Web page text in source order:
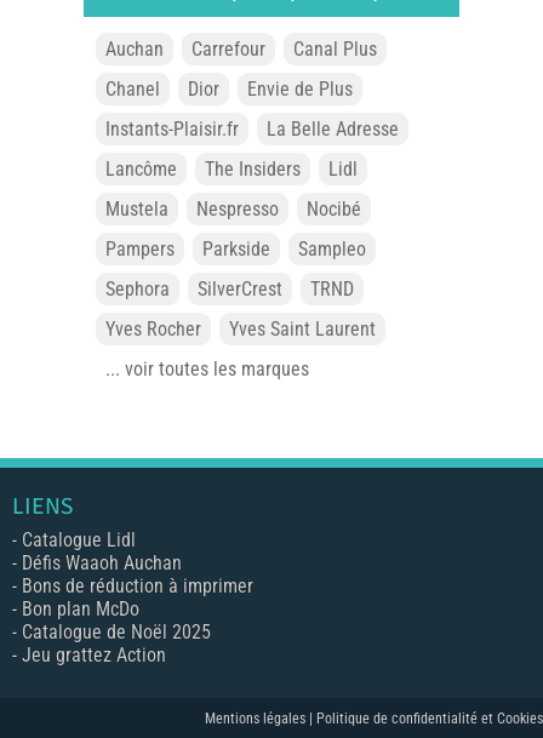
Auchan Carrefour
Canal Plus
Chanel
Dior
Envie de Plus
Instants-Plaisir.fr
La Belle Adresse
Lancôme
The Insiders
Lidl
Mustela
Nespresso
Nocibé
Pampers
Parkside
Sampleo
Sephora
SilverCrest
TRND
Yves Rocher
Yves Saint Laurent
... voir toutes les marques
LIENS
- Catalogue Lidl
- Défis Waaoh Auchan
- Bons de réduction à imprimer
- Bon plan McDo
- Catalogue de Noël 2025
- Jeu grattez Action
Mentions légales | Politique de confidentialité et Cookies